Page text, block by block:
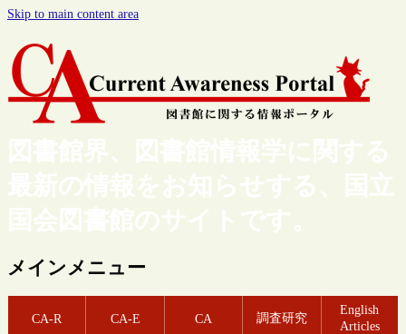
Skip to main content area
図書館界、図書館情報学に関する
最新の情報をお知らせする、国立
国会図書館のサイトです。
メインメニュー
CA-R CA-E CA 調査研究
English
Articles